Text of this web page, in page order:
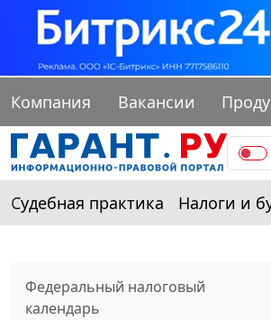
Компания Вакансии
Судебная практика Налоги и
Федеральный налоговый
календарь